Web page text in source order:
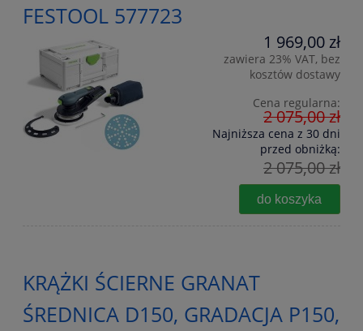
FESTOOL 577723
1 969,00 zł
zawiera 23% VAT, bez
kosztów dostawy
Cena regularna:
2 075,00 zł
Najniższa cena z 30 dni
przed obniżką:
2 075,00 zł
do koszyka
KRĄŻKI ŚCIERNE GRANAT
ŚREDNICA D150, GRADACJA P150,